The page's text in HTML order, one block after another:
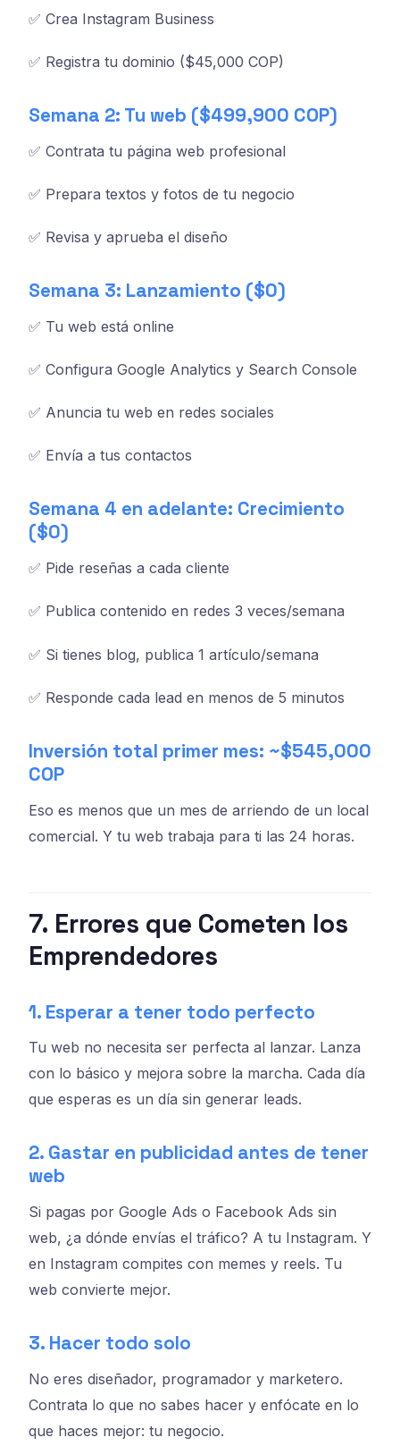
✅ Crea Instagram Business
✅ Registra tu dominio ($45,000 COP)
Semana 2: Tu web ($499,900 COP)
✅ Contrata tu página web profesional
✅ Prepara textos y fotos de tu negocio
✅ Revisa y aprueba el diseño
Semana 3: Lanzamiento ($0)
✅ Tu web está online
✅ Configura Google Analytics y Search Console
✅ Anuncia tu web en redes sociales
✅ Envía a tus contactos
Semana 4 en adelante: Crecimiento
($0)
✅ Pide reseñas a cada cliente
✅ Publica contenido en redes 3 veces/semana
✅ Si tienes blog, publica 1 artículo/semana
✅ Responde cada lead en menos de 5 minutos
Inversión total primer mes: ~$545,000
COP
Eso es menos que un mes de arriendo de un local
comercial. Y tu web trabaja para ti las 24 horas.
7. Errores que Cometen los
Emprendedores
1. Esperar a tener todo perfecto
Tu web no necesita ser perfecta al lanzar. Lanza
con lo básico y mejora sobre la marcha. Cada día
que esperas es un día sin generar leads.
2. Gastar en publicidad antes de tener
web
Si pagas por Google Ads o Facebook Ads sin
web, ¿a dónde envías el tráfico? A tu Instagram. Y
en Instagram compites con memes y reels. Tu
web convierte mejor.
3. Hacer todo solo
No eres diseñador, programador y marketero.
Contrata lo que no sabes hacer y enfócate en lo
que haces mejor: tu negocio.